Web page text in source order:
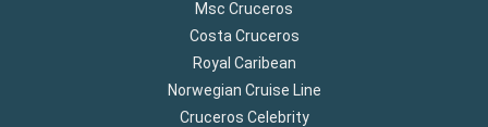
Msc Cruceros
Costa Cruceros
Royal Caribean
Norwegian Cruise Line
Cruceros Celebrity